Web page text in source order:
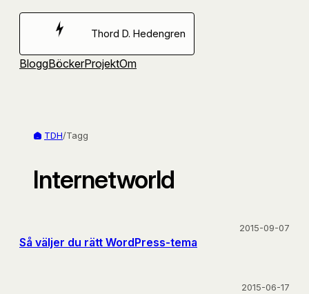
Hoppa
Thord D. Hedengren
BloggBöckerProjektOm
TDH/Tagg
Internetworld
Så väljer du rätt WordPress-tema
2015-09-07
2015-06-17